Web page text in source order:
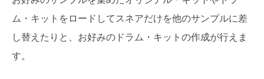
ム・キットをロードしてスネアだけを他のサンプルに差
し替えたりと、お好みのドラム・キットの作成が行えま
す。